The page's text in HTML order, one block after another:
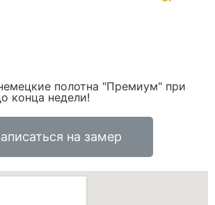
полотна "Премиум" при
конца недели!
на замер